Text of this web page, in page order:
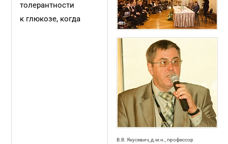
В.В. Якусевич, д.м.н., профессор
толерантности
к глюкозе, когда